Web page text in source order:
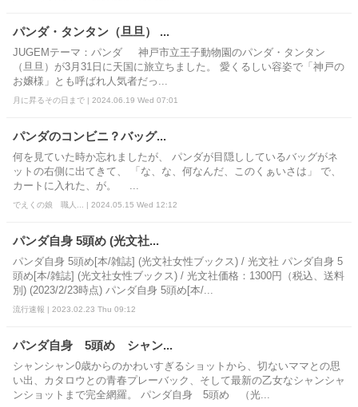
パンダ・タンタン（旦旦） ...
JUGEMテーマ：パンダ 神戸市立王子動物園のパンダ・タンタン
（旦旦）が3月31日に天国に旅立ちました。 愛くるしい容姿で「神戸の
お嬢様」とも呼ばれ人気者だっ...
月に昇るその日まで | 2024.06.19 Wed 07:01
パンダのコンビニ？バッグ...
何を見ていた時か忘れましたが、 パンダが目隠ししているバッグがネ
ットの右側に出てきて、 「な、な、何なんだ、このくぁいさは」 で、
カートに入れた、が。 ...
でえくの娘 職人... | 2024.05.15 Wed 12:12
パンダ自身 5頭め (光文社...
パンダ自身 5頭め[本/雑誌] (光文社女性ブックス) / 光文社 パンダ自身 5
頭め[本/雑誌] (光文社女性ブックス) / 光文社価格：1300円（税込、送料
別) (2023/2/23時点) パンダ自身 5頭め[本/...
流行速報 | 2023.02.23 Thu 09:12
パンダ自身 5頭め シャン...
シャンシャン0歳からのかわいすぎるショットから、切ないママとの思
い出、カタロウとの青春プレーバック、そして最新の乙女なシャンシャ
ンショットまで完全網羅。 パンダ自身 5頭め （光...